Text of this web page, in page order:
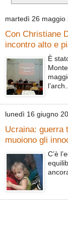
martedì 26 maggio
Con Christiane
incontro alto e
È
l’arch...
lunedì 16 giugno
Ucraina: guerra
muoiono gli
C’è